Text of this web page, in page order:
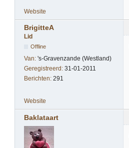
Website
BrigitteA
Lid
Offline
Van: 's-Gravenzande (Westland)
Geregistreerd: 31-01-2011
Berichten: 291
Website
Baklataart